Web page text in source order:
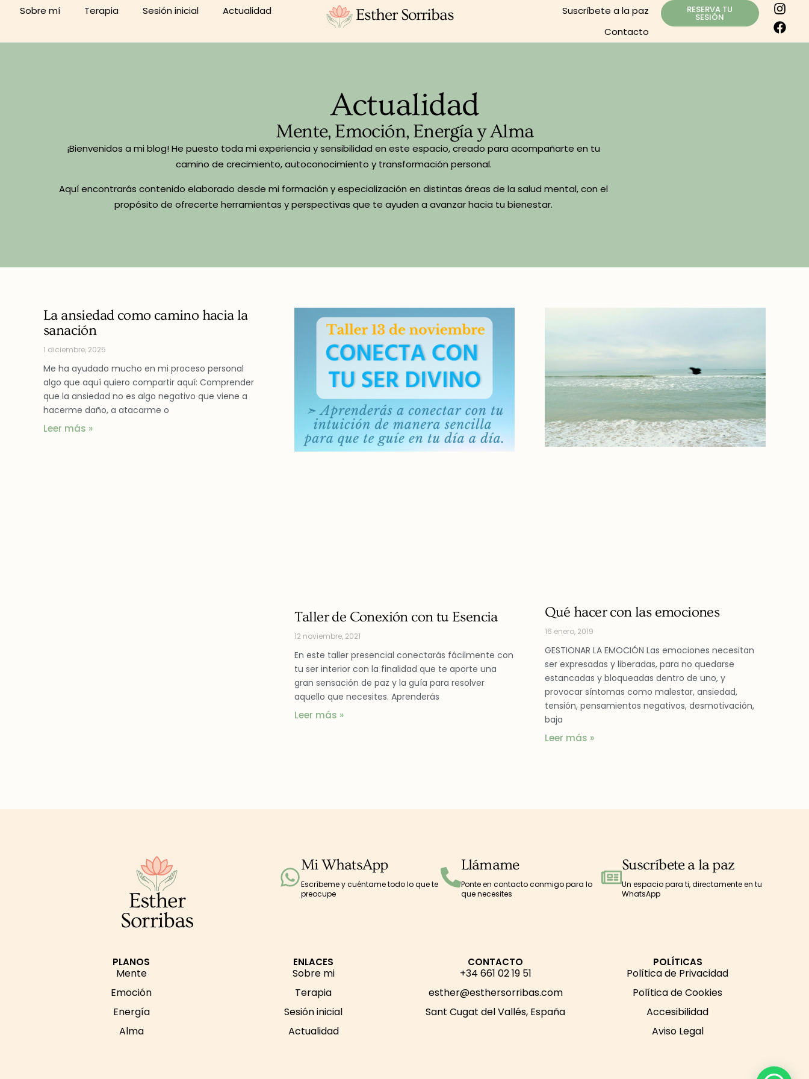
Sobre mí Terapia Sesión inicial Actualidad Esther Sorribas
Suscríbete a la paz
Contacto
RESERVA TU
SESIÓN
Actualidad
Mente, Emoción, Energía y Alma
¡Bienvenidos a mi blog! He puesto toda mi experiencia y sensibilidad en este espacio, creado para acompañarte en tu
camino de crecimiento, autoconocimiento y transformación personal.
Aquí encontrarás contenido elaborado desde mi formación y especialización en distintas áreas de la salud mental, con el
propósito de ofrecerte herramientas y perspectivas que te ayuden a avanzar hacia tu bienestar.
La ansiedad como camino hacia la
sanación
1 diciembre, 2025
Me ha ayudado mucho en mi proceso personal
algo que aquí quiero compartir aquí: Comprender
que la ansiedad no es algo negativo que viene a
hacerme daño, a atacarme o
Leer más »
Taller de Conexión con tu Esencia
12 noviembre, 2021
En este taller presencial conectarás fácilmente con
tu ser interior con la finalidad que te aporte una
gran sensación de paz y la guía para resolver
aquello que necesites. Aprenderás
Leer más »
Qué hacer con las emociones
16 enero, 2019
GESTIONAR LA EMOCIÓN Las emociones necesitan
ser expresadas y liberadas, para no quedarse
estancadas y bloqueadas dentro de uno, y
provocar síntomas como malestar, ansiedad,
tensión, pensamientos negativos, desmotivación,
baja
Leer más »
Esther
Sorribas
Mi WhatsApp
Escríbeme y cuéntame todo lo que te
preocupe
Llámame
Ponte en contacto conmigo para lo
que necesites
Suscríbete a la paz
Un espacio para ti, directamente en tu
WhatsApp
PLANOS
Mente
Emoción
Energía
Alma
ENLACES
Sobre mi
Terapia
Sesión inicial
Actualidad
CONTACTO
+34 661 02 19 51
esther@esthersorribas.com
Sant Cugat del Vallés, España
POLÍTICAS
Política de Privacidad
Política de Cookies
Accesibilidad
Aviso Legal